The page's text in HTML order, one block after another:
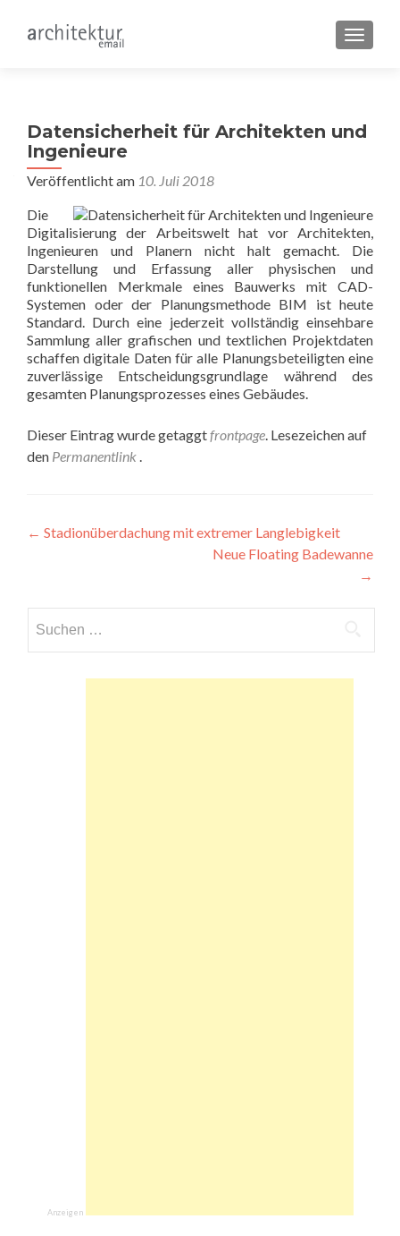
Datensicherheit für Architekten und
Ingenieure
Veröffentlicht am 10. Juli 2018
Die
Digitalisierung der Arbeitswelt hat vor Architekten,
Ingenieuren und Planern nicht halt gemacht. Die
Darstellung und Erfassung aller physischen und
funktionellen Merkmale eines Bauwerks mit CAD-
Systemen oder der Planungsmethode BIM ist heute
Standard. Durch eine jederzeit vollständig einsehbare
Sammlung aller grafischen und textlichen Projektdaten
schaffen digitale Daten für alle Planungsbeteiligten eine
zuverlässige Entscheidungsgrundlage während des
gesamten Planungsprozesses eines Gebäudes.
Dieser Eintrag wurde getaggtfrontpage. Lesezeichen auf
den Permanentlink .
Beitragsnavigation
← Stadionüberdachung mit extremer Langlebigkeit
Neue Floating Badewanne
→
nach:
Anzeigen